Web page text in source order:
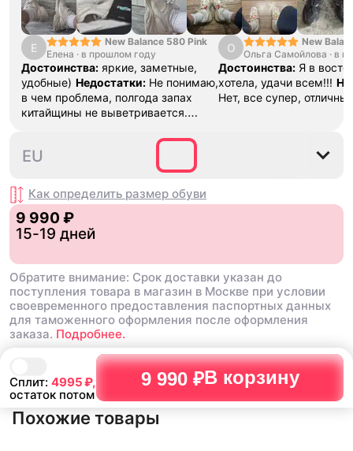
Сплит: 4995₽,
остаток потом
9 990 ₽В корзину
Е
New Balance 580 Pink
Елена · в прошлом году
Достоинства: яркие, заметные,
удобные) Недостатки: Не понимаю,
в чем проблема, полгода запах
китайщины не выветривается.
За свои
деньги вполне норм.
О
New
Ольга Самойлова · в
Достоинства: Я в
хотела, удачи всем!!!
Нет, все супер,
38.5
EU
Как определить размер обуви
9 990 ₽
15-19 дней
Обратите внимание: Срок доставки указан до
поступления товара в магазин в Москве при условии
своевременного предоставления паспортных данных
для таможенного оформления после оформления
заказа. Подробнее.
Похожие товары